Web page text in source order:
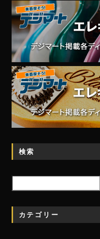
検索
カテゴリー